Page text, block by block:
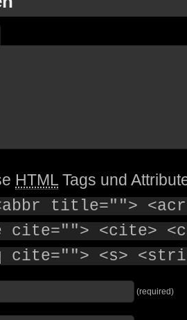
HTML Tags und
title="">
cite=""> <cite>
cite=""> <s>
(required)